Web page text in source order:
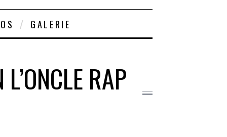
GALERIE
RAP